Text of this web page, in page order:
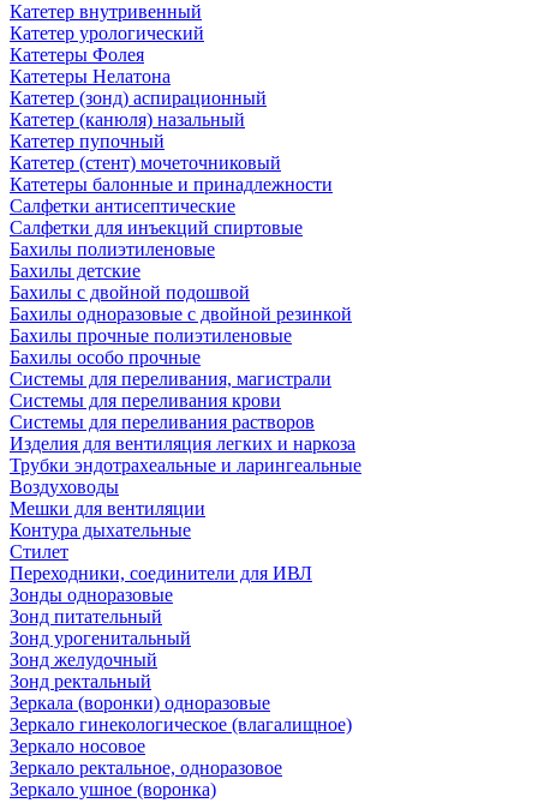
Катетер внутривенный
Катетер урологический
Катетеры Фолея
Катетеры Нелатона
Катетер (зонд) аспирационный
Катетер (канюля) назальный
Катетер пупочный
Катетер (стент) мочеточниковый
Катетеры балонные и принадлежности
Салфетки антисептические
Салфетки для инъекций спиртовые
Бахилы полиэтиленовые
Бахилы детские
Бахилы с двойной подошвой
Бахилы одноразовые с двойной резинкой
Бахилы прочные полиэтиленовые
Бахилы особо прочные
Системы для переливания, магистрали
Системы для переливания крови
Системы для переливания растворов
Изделия для вентиляция легких и наркоза
Трубки эндотрахеальные и ларингеальные
Воздуховоды
Мешки для вентиляции
Контура дыхательные
Стилет
Переходники, соединители для ИВЛ
Зонды одноразовые
Зонд питательный
Зонд урогенитальный
Зонд желудочный
Зонд ректальный
Зеркала (воронки) одноразовые
Зеркало гинекологическое (влагалищное)
Зеркало носовое
Зеркало ректальное, одноразовое
Зеркало ушное (воронка)